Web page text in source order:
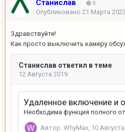
Станислав 0
Опубликовано 21 Марта 2023
Здравствуйте!
Как просто выключить камеру